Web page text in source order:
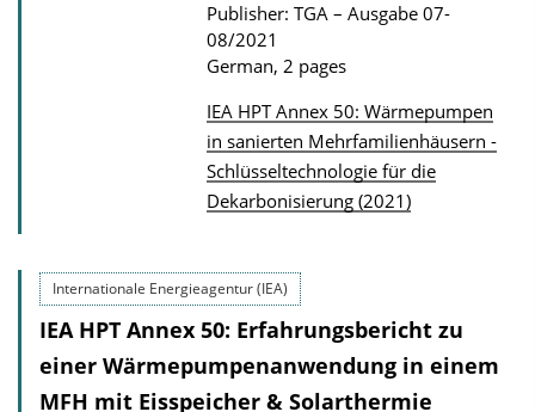
Publisher: TGA – Ausgabe 07-
08/2021
German, 2 pages
P
u
b
i
c
a
t
IEA HPT Annex 50: Wärmepumpen
in sanierten Mehrfamilienhäusern -
Schlüsseltechnologie für die
Dekarbonisierung (2021)
Internationale Energieagentur (IEA)
IEA HPT Annex 50: Erfahrungsbericht zu
einer Wärmepumpenanwendung in einem
MFH mit Eisspeicher & Solarthermie